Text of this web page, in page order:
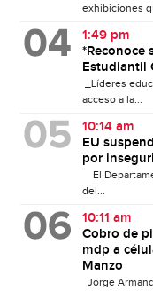
exhibiciones
1:49 pm
*Reconoce
Estudiantil
_Líderes
acceso a la...
10:14 am
EU
por
El
del...
10:11 am
Cobro de
mdp a
Manzo
Jorge